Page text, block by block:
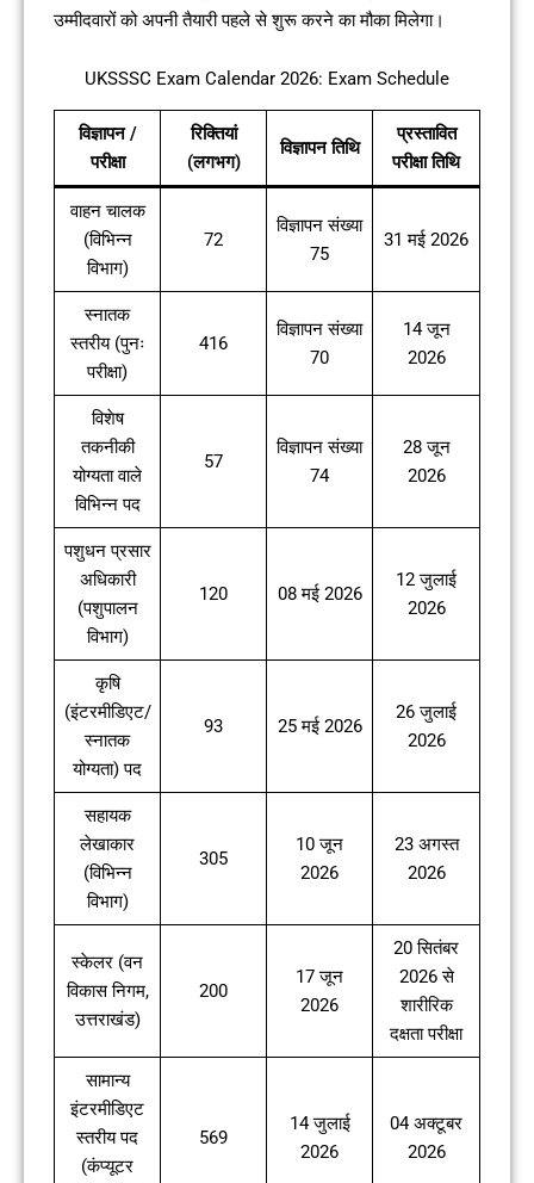
उम्मीदवारों को अपनी तैयारी पहले से शुरू करने का मौका मिलेगा।
UKSSSC Exam Calendar 2026: Exam Schedule
विज्ञापन /
परीक्षा
रिक्तियां
(लगभग)
विज्ञापन तिथि
प्रस्तावित
परीक्षा तिथि
वाहन चालक
(विभिन्न
विभाग)
72
विज्ञापन संख्या
75
31 मई 2026
स्नातक
स्तरीय (पुनः
परीक्षा)
416
विज्ञापन संख्या
70
14 जून
2026
विशेष
तकनीकी
योग्यता वाले
विभिन्न पद
57
विज्ञापन संख्या
74
28 जून
2026
पशुधन प्रसार
अधिकारी
(पशुपालन
विभाग)
120 08 मई 2026
12 जुलाई
2026
कृषि
(इंटरमीडिएट/
स्नातक
योग्यता) पद
93 25 मई 2026
26 जुलाई
2026
सहायक
लेखाकार
(विभिन्न
विभाग)
305
10 जून
2026
23 अगस्त
2026
स्केलर (वन
विकास निगम,
उत्तराखंड)
200
17 जून
2026
20 सितंबर
2026 से
शारीरिक
दक्षता परीक्षा
सामान्य
इंटरमीडिएट
स्तरीय पद
(कंप्यूटर
569
14 जुलाई
2026
04 अक्टूबर
2026